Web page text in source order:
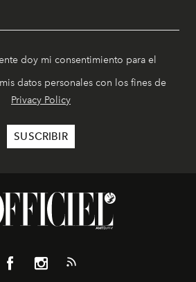
doy mi consentimiento para el
datos personales con los fines de
Privacy Policy